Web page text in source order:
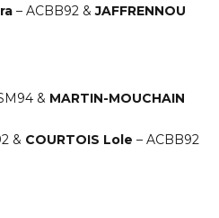
– ACBB92 &JAFFRENNOU
& MARTIN-MOUCHAIN
& COURTOIS Lole – ACBB92